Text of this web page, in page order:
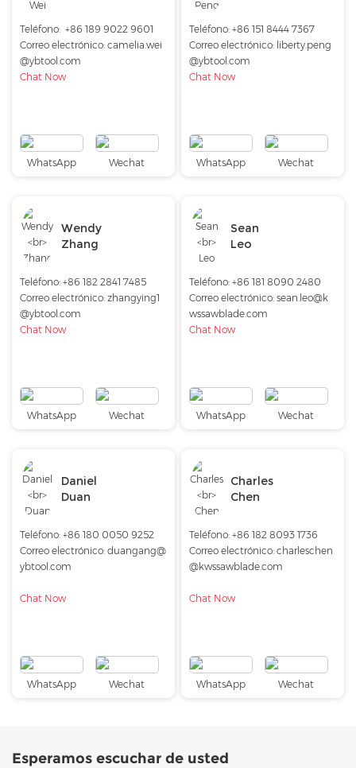
Teléfono: +86 189 9022 9601
Correo electrónico: camelia.wei
@ybtool.com
Chat Now
WhatsApp Wechat
Teléfono: +86 151 8444 7367
Correo electrónico: liberty.peng
@ybtool.com
Chat Now
WhatsApp Wechat
Wendy
Zhang
Teléfono: +86 182 2841 7485
Correo electrónico: zhangying1
@ybtool.com
Chat Now
WhatsApp Wechat
Sean
Leo
Teléfono: +86 181 8090 2480
Correo electrónico: sean.leo@k
wssawblade.com
Chat Now
WhatsApp Wechat
Daniel
Duan
Teléfono: +86 180 0050 9252
Correo electrónico: duangang@
ybtool.com
Chat Now
WhatsApp Wechat
Charles
Chen
Teléfono: +86 182 8093 1736
Correo electrónico: charleschen
@kwssawblade.com
Chat Now
WhatsApp Wechat
Esperamos escuchar de usted